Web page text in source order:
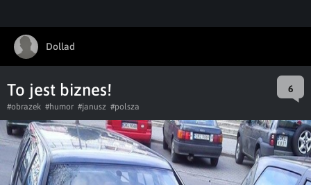
Dollad
To jest biznes! 6
#obrazek #humor #janusz #polsza